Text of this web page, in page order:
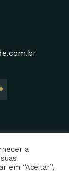
a
em “Aceitar”,